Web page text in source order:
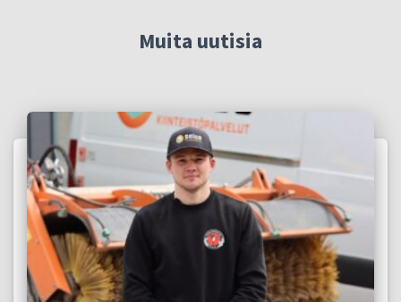
Muita uutisia